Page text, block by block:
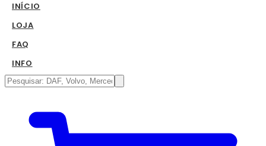
INÍCIO
LOJA
FAQ
INFO